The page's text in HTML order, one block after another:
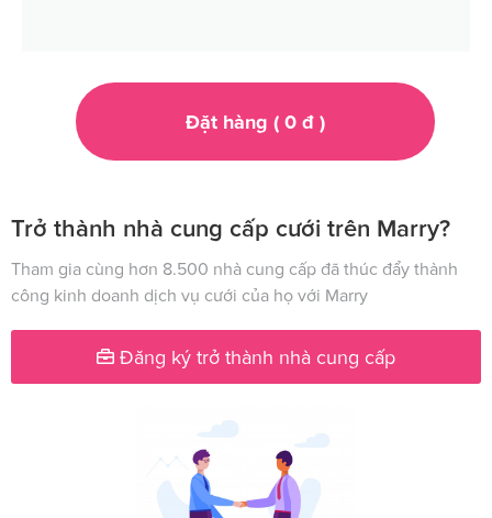
Đặt hàng ( 0đ )
Trở thành nhà cung cấp cưới trên Marry?
Tham gia cùng hơn 8.500 nhà cung cấp đã thúc đẩy thành
công kinh doanh dịch vụ cưới của họ với Marry
Đăng ký trở thành nhà cung cấp